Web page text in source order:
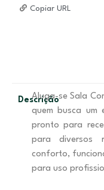
Copiar URL
Descrição
Aluga-se Sala
quem busca um
pronto para
para diversos
conforto,
para uso